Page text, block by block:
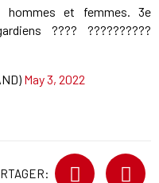
et femmes. 3e
???? ??????????
May 3, 2022